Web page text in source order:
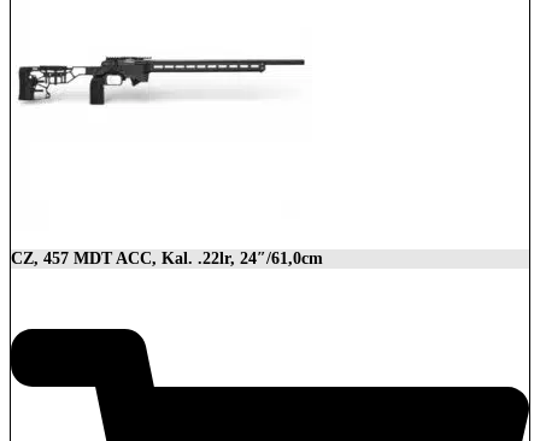
CZ, 457 MDT ACC, Kal. .22lr, 24″/61,0cm